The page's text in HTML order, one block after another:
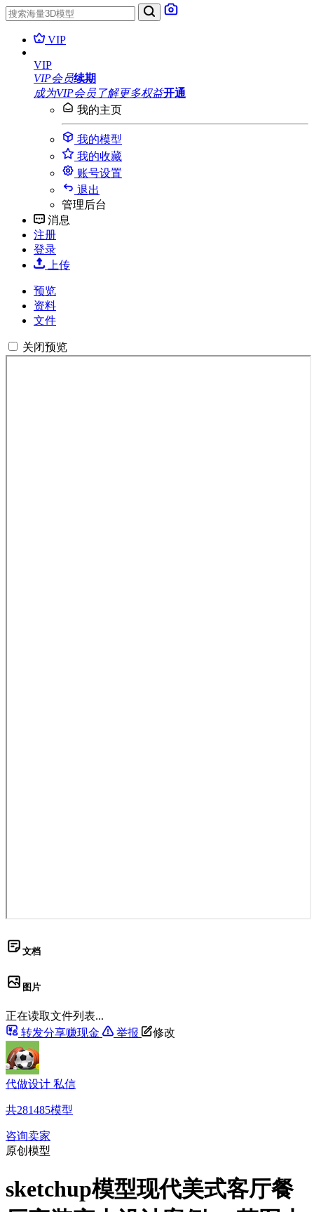
VIP
VIP
VIP会员续期
成为VIP会员 了解更多权益开通
我的主页
我的模型
我的收藏
账号设置
退出
管理后台
消息
注册
登录
上传
预览
资料
文件
关闭预览
文档
图片
正在读取文件列表...
转发分享赚现金
举报 修改
代做设计 私信
共281485模型
咨询卖家
原创模型
sketchup模型现代美式客厅餐